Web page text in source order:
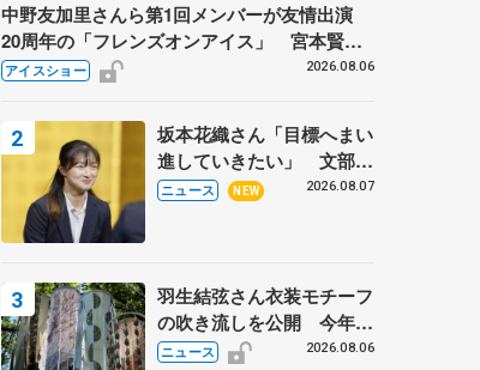
中野友加里さんら第1回メンバーが友情出演
20周年の「フレンズオンアイス」 宮本賢二
さん、有川梨絵さん、田村岳斗さんも
アイスショー 2026.08.06
坂本花織さん「目標へまい
進していきたい」 文部科
学省スポーツ表彰式で代表
ニュース NEW 2026.08.07
羽生結弦さん衣装モチーフ
の吹き流しを公開 今年は
「春よ、来い」、仙台の瑞
ニュース 2026.08.06